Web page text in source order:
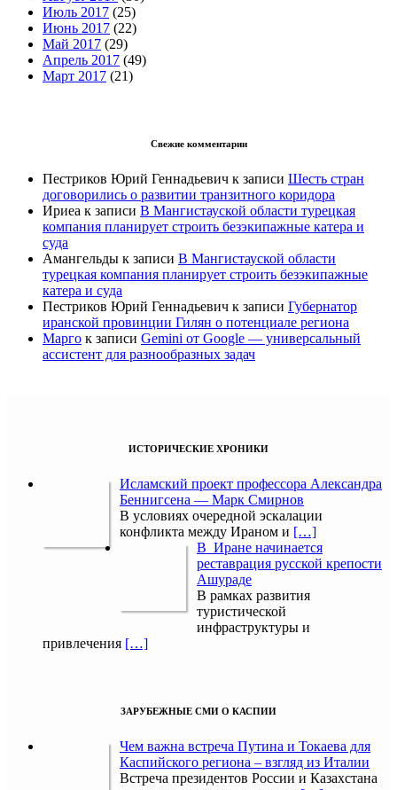
Июль 2017 (25)
Июнь 2017 (22)
Май 2017 (29)
Апрель 2017 (49)
Март 2017 (21)
Свежие комментарии
Пестриков Юрий Геннадьевич к записи Шесть стран
договорились о развитии транзитного коридора
Ириеа к записи В Мангистауской области турецкая
компания планирует строить безэкипажные катера и
суда
Амангельды к записи В Мангистауской области
турецкая компания планирует строить безэкипажные
катера и суда
Пестриков Юрий Геннадьевич к записи Губернатор
иранской провинции Гилян о потенциале региона
Марго к записи Gemini от Google — универсальный
ассистент для разнообразных задач
ИСТОРИЧЕСКИЕ ХРОНИКИ
Исламский проект профессора Александра
Беннигсена — Марк Смирнов
В условиях очередной эскалации
конфликта между Ираном и […]
В Иране начинается
реставрация русской крепости
Ашураде
В рамках развития
туристической
инфраструктуры и
привлечения […]
ЗАРУБЕЖНЫЕ СМИ О КАСПИИ
Чем важна встреча Путина и Токаева для
Каспийского региона – взгляд из Италии
Встреча президентов России и Казахстана